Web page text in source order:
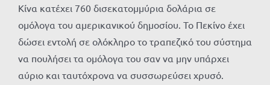
Κίνα κατέχει 760 δισεκατομμύρια δολάρια σε
ομόλογα του αμερικανικού δημοσίου. Το Πεκίνο έχει
δώσει εντολή σε ολόκληρο το τραπεζικό του σύστημα
να πουλήσει τα ομόλογα του σαν να μην υπάρχει
αύριο και ταυτόχρονα να συσσωρεύσει χρυσό.